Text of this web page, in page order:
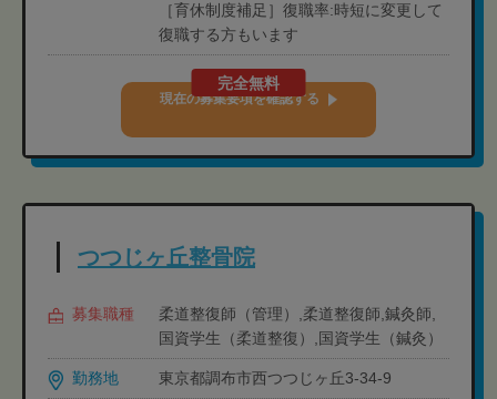
［育休制度補足］復職率:時短に変更して
復職する方もいます
完全無料
現在の募集要項を確認する
つつじヶ丘整骨院
募集職種
柔道整復師（管理）,柔道整復師,鍼灸師,
国資学生（柔道整復）,国資学生（鍼灸）
勤務地 東京都調布市西つつじヶ丘3-34-9